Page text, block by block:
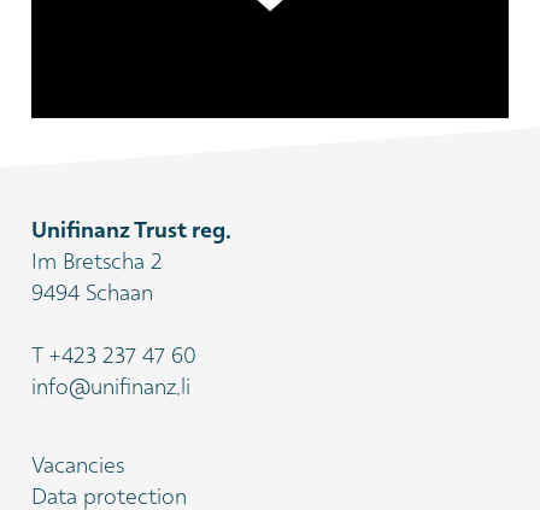
Unifinanz Trust reg.
Im Bretscha 2
9494 Schaan
T+423 237 47 60
info@unifinanz.li
Vacancies
Data protection